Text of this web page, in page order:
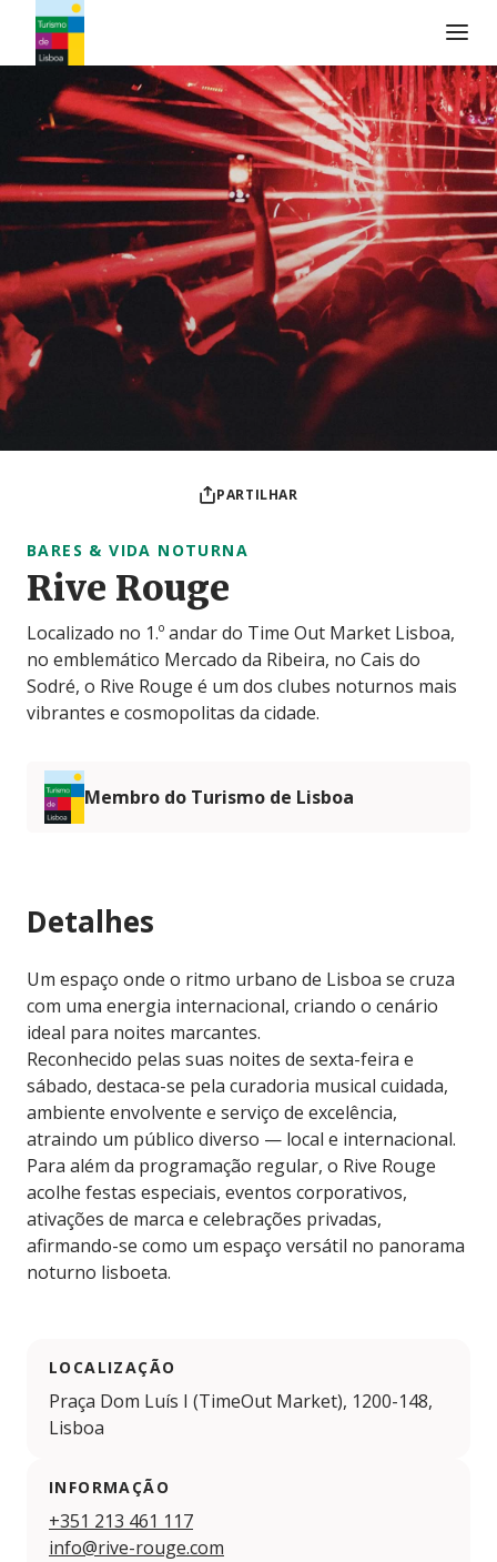
Logo do Turismo de Lisboa
PARTILHAR
BARES & VIDA NOTURNA
Rive Rouge
Localizado no 1.º andar do Time Out Market Lisboa,
no emblemático Mercado da Ribeira, no Cais do
Sodré, o Rive Rouge é um dos clubes noturnos mais
vibrantes e cosmopolitas da cidade.
Membro do Turismo de Lisboa
Detalhes
Um espaço onde o ritmo urbano de Lisboa se cruza
com uma energia internacional, criando o cenário
ideal para noites marcantes.
Reconhecido pelas suas noites de sexta-feira e
sábado, destaca-se pela curadoria musical cuidada,
ambiente envolvente e serviço de excelência,
atraindo um público diverso — local e internacional.
Para além da programação regular, o Rive Rouge
acolhe festas especiais, eventos corporativos,
ativações de marca e celebrações privadas,
afirmando-se como um espaço versátil no panorama
noturno lisboeta.
LOCALIZAÇÃO
Praça Dom Luís I (TimeOut Market), 1200-148,
Lisboa
INFORMAÇÃO
+351 213 461 117
info@rive-rouge.com